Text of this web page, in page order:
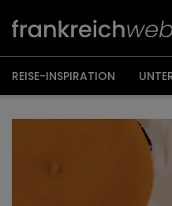
Inhalt
REISE-INSPIRATION